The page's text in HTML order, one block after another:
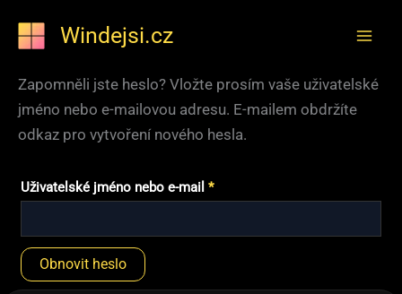
Windejsi.cz
Zapomněli jste heslo? Vložte prosím vaše uživatelské
jméno nebo e-mailovou adresu. E-mailem obdržíte
odkaz pro vytvoření nového hesla.
Uživatelské jméno nebo e-mail *Povinné
Obnovit heslo